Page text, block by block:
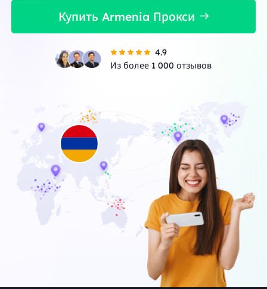
Купить Armenia Прокси
4.9
Из более 1 000 отзывов